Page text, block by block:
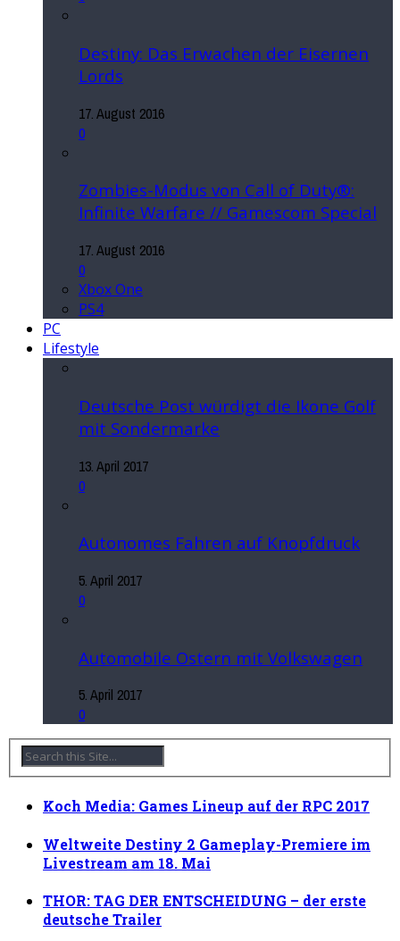
Destiny: Das Erwachen der Eisernen
Lords
17. August 2016
0
Zombies-Modus von Call of Duty®:
Infinite Warfare // Gamescom Special
17. August 2016
0
Xbox One
PS4
PC
Lifestyle
Deutsche Post würdigt die Ikone Golf
mit Sondermarke
13. April 2017
0
Autonomes Fahren auf Knopfdruck
5. April 2017
0
Automobile Ostern mit Volkswagen
5. April 2017
0
Koch Media: Games Lineup auf der RPC 2017
Weltweite Destiny 2 Gameplay-Premiere im
Livestream am 18. Mai
THOR: TAG DER ENTSCHEIDUNG – der erste
deutsche Trailer